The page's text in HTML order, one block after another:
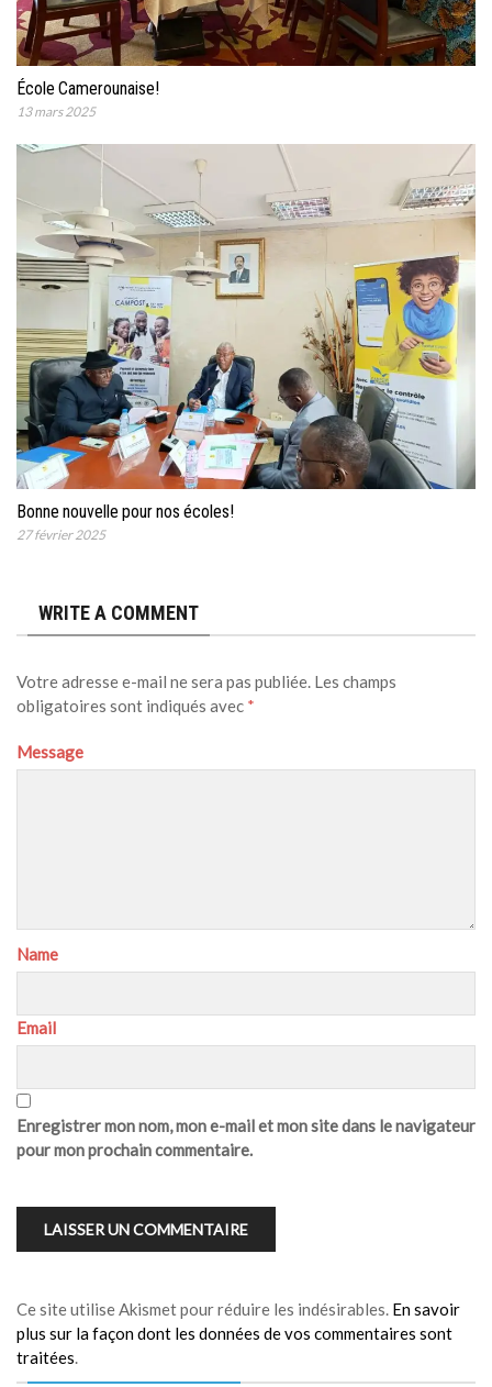
École Camerounaise!
13 mars 2025
Bonne nouvelle pour nos écoles!
27 février 2025
WRITE A COMMENT
Votre adresse e-mail ne sera pas publiée. Les champs
obligatoires sont indiqués avec *
Message
Name
Email
Enregistrer mon nom, mon e-mail et mon site dans le navigateur
pour mon prochain commentaire.
Ce site utilise Akismet pour réduire les indésirables. En savoir
plus sur la façon dont les données de vos commentaires sont
traitées.